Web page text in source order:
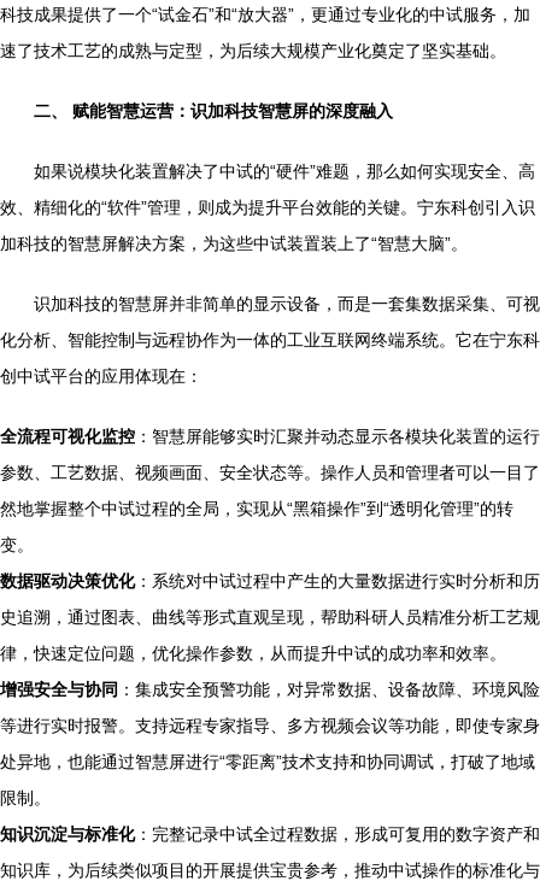
科技成果提供了一个“试金石”和“放大器”，更通过专业化的中试服务，加
速了技术工艺的成熟与定型，为后续大规模产业化奠定了坚实基础。
二、 赋能智慧运营：识加科技智慧屏的深度融入
如果说模块化装置解决了中试的“硬件”难题，那么如何实现安全、高
效、精细化的“软件”管理，则成为提升平台效能的关键。宁东科创引入识
加科技的智慧屏解决方案，为这些中试装置装上了“智慧大脑”。
识加科技的智慧屏并非简单的显示设备，而是一套集数据采集、可视
化分析、智能控制与远程协作为一体的工业互联网终端系统。它在宁东科
创中试平台的应用体现在：
全流程可视化监控 ：智慧屏能够实时汇聚并动态显示各模块化装置的运行
参数、工艺数据、视频画面、安全状态等。操作人员和管理者可以一目了
然地掌握整个中试过程的全局，实现从“黑箱操作”到“透明化管理”的转
变。
数据驱动决策优化：系统对中试过程中产生的大量数据进行实时分析和历
史追溯，通过图表、曲线等形式直观呈现，帮助科研人员精准分析工艺规
律，快速定位问题，优化操作参数，从而提升中试的成功率和效率。
增强安全与协同 ：集成安全预警功能，对异常数据、设备故障、环境风险
等进行实时报警。支持远程专家指导、多方视频会议等功能，即使专家身
处异地，也能通过智慧屏进行“零距离”技术支持和协同调试，打破了地域
限制。
知识沉淀与标准化：完整记录中试全过程数据，形成可复用的数字资产和
知识库，为后续类似项目的开展提供宝贵参考，推动中试操作的标准化与